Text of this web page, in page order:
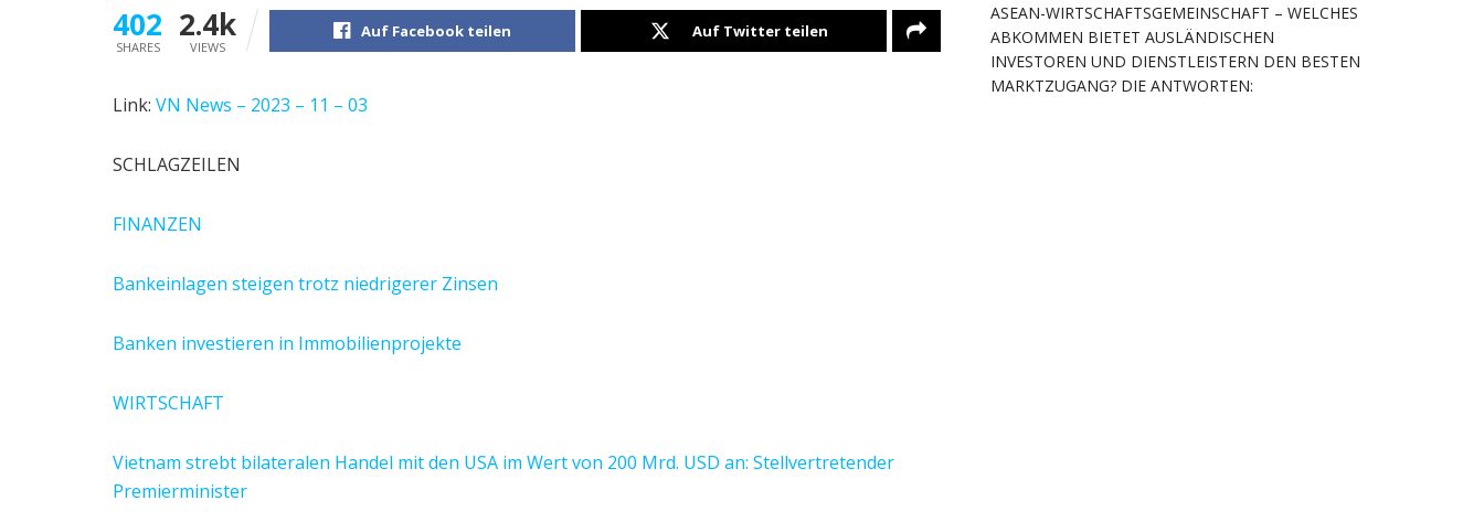
402
SHARES
2.4k
VIEWS
Auf Facebook teilen Auf Twitter teilen
Link: VN News – 2023 – 11 – 03
SCHLAGZEILEN
FINANZEN
Bankeinlagen steigen trotz niedrigerer Zinsen
Banken investieren in Immobilienprojekte
WIRTSCHAFT
Vietnam strebt bilateralen Handel mit den USA im Wert von 200 Mrd. USD an: Stellvertretender
Premierminister
ASEAN-WIRTSCHAFTSGEMEINSCHAFT – WELCHES
ABKOMMEN BIETET AUSLÄNDISCHEN
INVESTOREN UND DIENSTLEISTERN DEN BESTEN
MARKTZUGANG? DIE ANTWORTEN: